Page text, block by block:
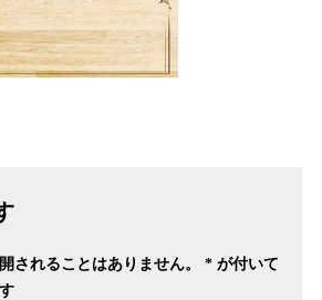
されることはありません。 * が付いて